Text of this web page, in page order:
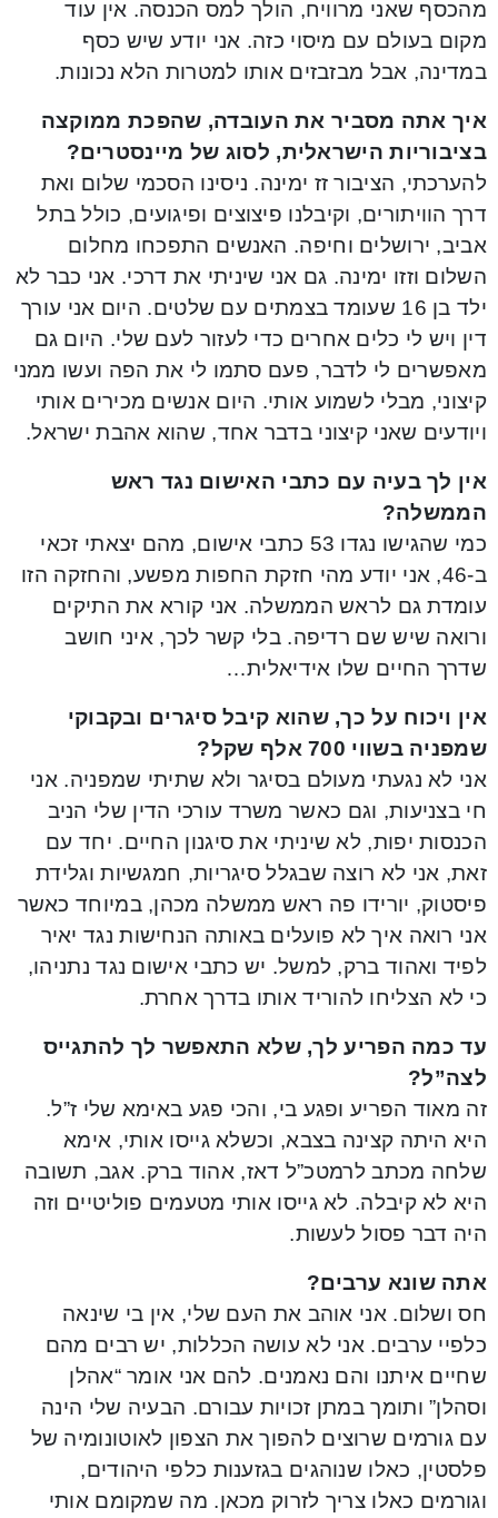
מהכסף שאני מרוויח, הולך למס הכנסה. אין עוד
מקום בעולם עם מיסוי כזה. אני יודע שיש כסף
במדינה, אבל מבזבזים אותו למטרות הלא נכונות.
איך אתה מסביר את העובדה, שהפכת ממוקצה
בציבוריות הישראלית, לסוג של מיינסטרים?
להערכתי, הציבור זז ימינה. ניסינו הסכמי שלום ואת
דרך הוויתורים, וקיבלנו פיצוצים ופיגועים, כולל בתל
אביב, ירושלים וחיפה. האנשים התפכחו מחלום
השלום וזזו ימינה. גם אני שיניתי את דרכי. אני כבר לא
ילד בן 16 שעומד בצמתים עם שלטים. היום אני עורך
דין ויש לי כלים אחרים כדי לעזור לעם שלי. היום גם
מאפשרים לי לדבר, פעם סתמו לי את הפה ועשו ממני
קיצוני, מבלי לשמוע אותי. היום אנשים מכירים אותי
ויודעים שאני קיצוני בדבר אחד, שהוא אהבת ישראל.
אין לך בעיה עם כתבי האישום נגד ראש
הממשלה?
כמי שהגישו נגדו 53 כתבי אישום, מהם יצאתי זכאי
ב-46, אני יודע מהי חזקת החפות מפשע, והחזקה הזו
עומדת גם לראש הממשלה. אני קורא את התיקים
ורואה שיש שם רדיפה. בלי קשר לכך, איני חושב
שדרך החיים שלו אידיאלית…
אין ויכוח על כך, שהוא קיבל סיגרים ובקבוקי
שמפניה בשווי 700 אלף שקל?
אני לא נגעתי מעולם בסיגר ולא שתיתי שמפניה. אני
חי בצניעות, וגם כאשר משרד עורכי הדין שלי הניב
הכנסות יפות, לא שיניתי את סיגנון החיים. יחד עם
זאת, אני לא רוצה שבגלל סיגריות, חמגשיות וגלידת
פיסטוק, יורידו פה ראש ממשלה מכהן, במיוחד כאשר
אני רואה איך לא פועלים באותה הנחישות נגד יאיר
לפיד ואהוד ברק, למשל. יש כתבי אישום נגד נתניהו,
כי לא הצליחו להוריד אותו בדרך אחרת.
עד כמה הפריע לך, שלא התאפשר לך להתגייס
לצה”ל?
זה מאוד הפריע ופגע בי, והכי פגע באימא שלי ז”ל.
היא היתה קצינה בצבא, וכשלא גייסו אותי, אימא
שלחה מכתב לרמטכ”ל דאז, אהוד ברק. אגב, תשובה
היא לא קיבלה. לא גייסו אותי מטעמים פוליטיים וזה
היה דבר פסול לעשות.
אתה שונא ערבים?
חס ושלום. אני אוהב את העם שלי, אין בי שינאה
כלפיי ערבים. אני לא עושה הכללות, יש רבים מהם
שחיים איתנו והם נאמנים. להם אני אומר “אהלן
וסהלן” ותומך במתן זכויות עבורם. הבעיה שלי הינה
עם גורמים שרוצים להפוך את הצפון לאוטונומיה של
פלסטין, כאלו שנוהגים בגזענות כלפי היהודים,
וגורמים כאלו צריך לזרוק מכאן. מה שמקומם אותי